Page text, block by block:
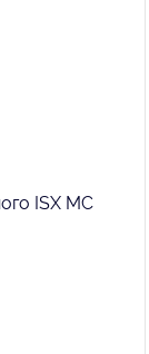
ISX MC